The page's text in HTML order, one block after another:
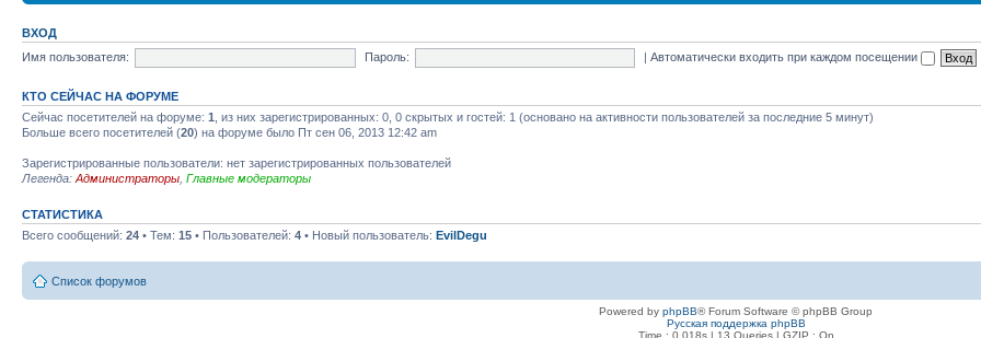
ВХОД
Имя пользователя:
Пароль: |Автоматически входить при каждом посещении
КТО СЕЙЧАС НА ФОРУМЕ
Сейчас посетителей на форуме: 1 , из них зарегистрированных: 0, 0 скрытых и гостей: 1 (основано на активности пользователей за последние 5 минут)
Больше всего посетителей (20) на форуме было Пт сен 06, 2013 12:42 am
Зарегистрированные пользователи: нет зарегистрированных пользователей
Легенда: Администраторы Главные модераторы
СТАТИСТИКА
Всего сообщений: 24 • Тем: 15 • Пользователей: 4 • Новый пользователь: EvilDegu
Список форумов
Powered by phpBB® Forum Software © phpBB Group
Русская поддержка phpBB
Time : 0.018s | 13 Queries | GZIP : On